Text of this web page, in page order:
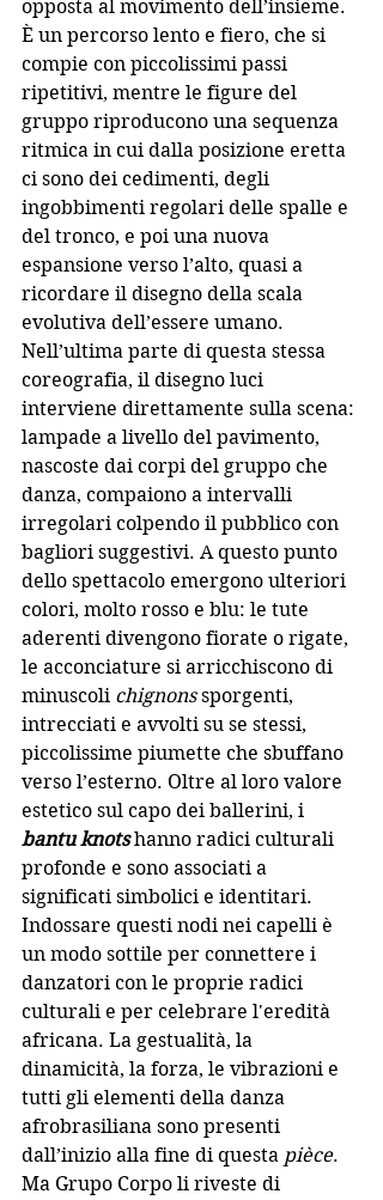
opposta al movimento dell’insieme.
È un percorso lento e fiero, che si
compie con piccolissimi passi
ripetitivi, mentre le figure del
gruppo riproducono una sequenza
ritmica in cui dalla posizione eretta
ci sono dei cedimenti, degli
ingobbimenti regolari delle spalle e
del tronco, e poi una nuova
espansione verso l’alto, quasi a
ricordare il disegno della scala
evolutiva dell’essere umano.
Nell’ultima parte di questa stessa
coreografia, il disegno luci
interviene direttamente sulla scena:
lampade a livello del pavimento,
nascoste dai corpi del gruppo che
danza, compaiono a intervalli
irregolari colpendo il pubblico con
bagliori suggestivi. A questo punto
dello spettacolo emergono ulteriori
colori, molto rosso e blu: le tute
aderenti divengono fiorate o rigate,
le acconciature si arricchiscono di
minuscoli chignons sporgenti,
intrecciati e avvolti su se stessi,
piccolissime piumette che sbuffano
verso l’esterno. Oltre al loro valore
estetico sul capo dei ballerini, i
bantu knots hanno radici culturali
profonde e sono associati a
significati simbolici e identitari.
Indossare questi nodi nei capelli è
un modo sottile per connettere i
danzatori con le proprie radici
culturali e per celebrare l'eredità
africana. La gestualità, la
dinamicità, la forza, le vibrazioni e
tutti gli elementi della danza
afrobrasiliana sono presenti
dall’inizio alla fine di questa pièce.
Ma Grupo Corpo li riveste di